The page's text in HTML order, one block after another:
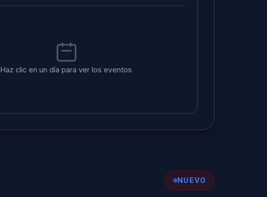
Haz clic en un día para ver los eventos
NUEVO